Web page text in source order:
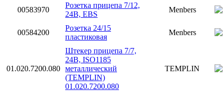
00583970
Розетка прицепа 7/12,
24В, EBS
Menbers
00584200
Розетка 24/15
пластиковая
Menbers
01.020.7200.080
Штекер прицепа 7/7,
24В, ISO1185
металлический
(TEMPLIN)
01.020.7200.080
TEMPLIN